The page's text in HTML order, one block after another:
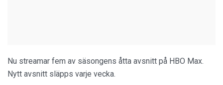
Nu streamar fem av säsongens åtta avsnitt på HBO Max.
Nytt avsnitt släpps varje vecka.